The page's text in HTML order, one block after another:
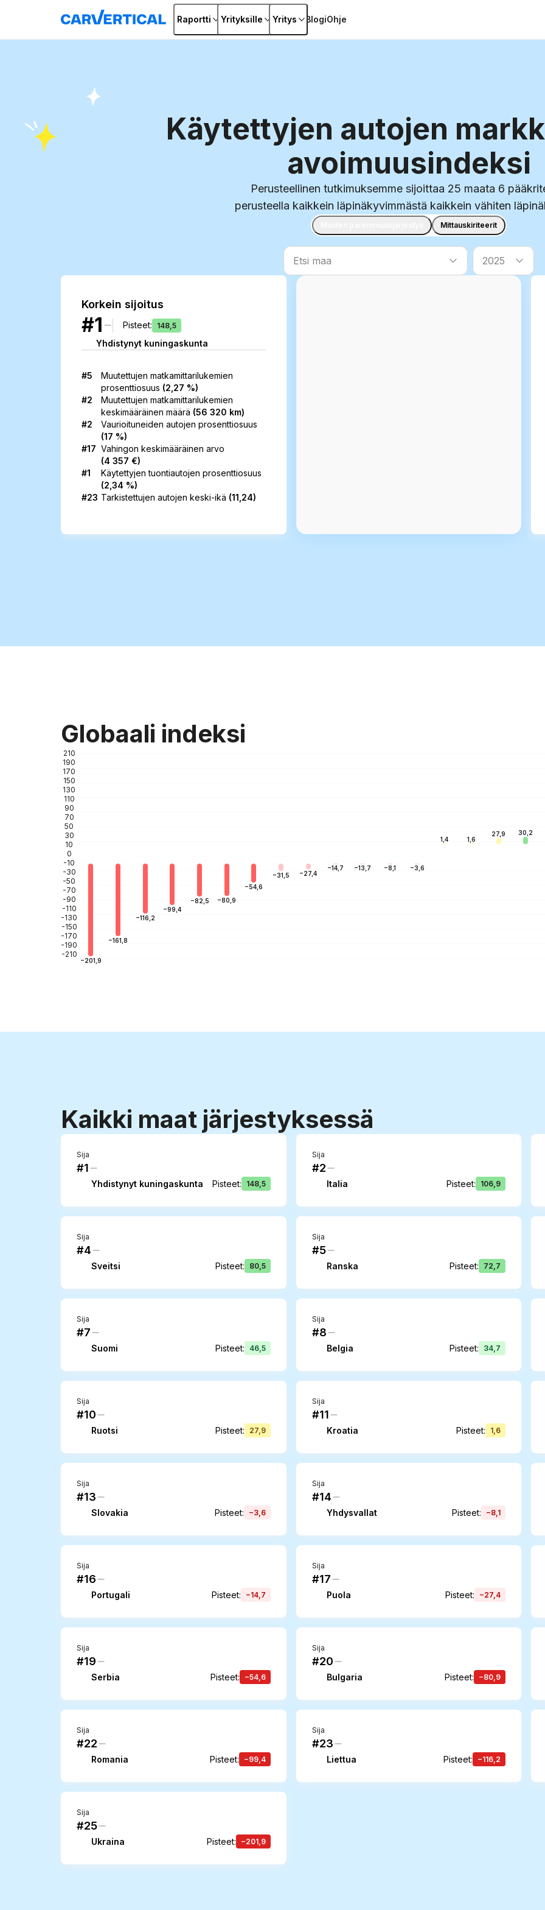
Raportti Yrityksille Yritys BlogiOhje
Käytettyjen autojen
avoimuusindeksi
Perusteellinen tutkimuksemme sijoittaa 25 maata 6
perusteella kaikkein läpinäkyvimmästä kaikkein vähiten
Mittauskiriteerit
Etsi maa
Etsi maa
Etsi maa
2025
Korkein sijoitus
#1 Pisteet: 148,5
Yhdistynyt kuningaskunta
#5
Muutettujen matkamittarilukemien
prosenttiosuus (2,27 %)
#2
Muutettujen matkamittarilukemien
keskimääräinen määrä (56 320 km)
#2
Vaurioituneiden autojen prosenttiosuus
(17 %)
#17 Vahingon keskimääräinen arvo
(4 357 €)
#1
Käytettyjen tuontiautojen prosenttiosuus
(2,34 %)
#23 Tarkistettujen autojen keski-ikä (11,24)
Globaali indeksi
210
190
170
150
130
110
90
70
50
30
10
0
-10
-30
-50
-70
-90
-110
-130
-150
-170
-190
-210
−201,9
−161,8
−116,2
−99,4
−82,5 −80,9
−54,6
−31,5 −27,4
−14,7 −13,7 −8,1 −3,6
1,4 1,6
27,9 30,2
Kaikki maat järjestyksessä
Sija
#1
Yhdistynyt kuningaskunta Pisteet: 148,5
Sija
#2
Italia Pisteet: 106,9
Sija
#4
Sveitsi Pisteet: 80,5
Sija
#5
Ranska Pisteet: 72,7
Sija
#7
Suomi Pisteet: 46,5
Sija
#8
Belgia Pisteet: 34,7
Sija
#10
Ruotsi Pisteet: 27,9
Sija
#11
Kroatia Pisteet: 1,6
Sija
#13
Slovakia Pisteet: −3,6
Sija
#14
Yhdysvallat Pisteet: −8,1
Sija
#16
Portugali Pisteet: −14,7
Sija
#17
Puola Pisteet: −27,4
Sija
#19
Serbia Pisteet: −54,6
Sija
#20
Bulgaria Pisteet: −80,9
Sija
#22
Romania Pisteet: −99,4
Sija
#23
Liettua Pisteet: −116,2
Sija
#25
Ukraina Pisteet: −201,9